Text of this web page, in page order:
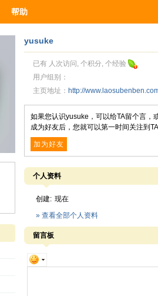
帮助
yusuke
已有 人次访问, 个积分, 个经验
用户组别：
主页地址： http://
如果您认识yusuke，可以给TA留个言，
成为好友后，您就可以第一时间关注到
加为好友
个人资料
创建: 现在
» 查看全部个人资料
留言板